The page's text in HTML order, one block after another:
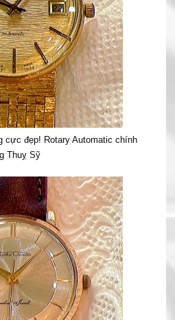
cực đẹp! Rotary Automatic chính
Thuỵ Sỹ